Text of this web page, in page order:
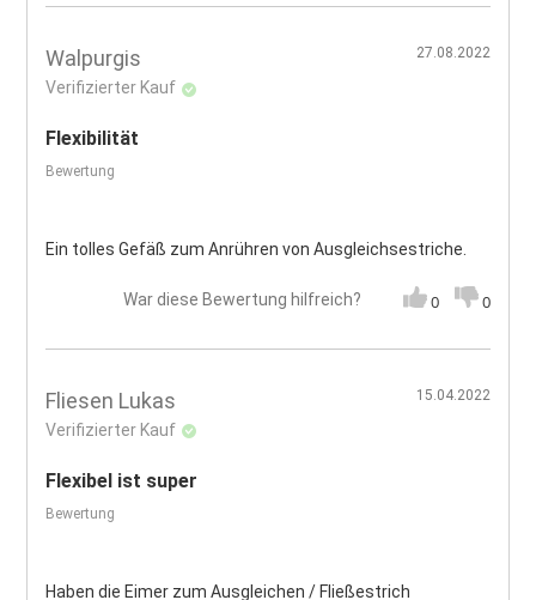
Walpurgis
Verifizierter Kauf
27.08.2022
Flexibilität
Bewertung
Ein tolles Gefäß zum Anrühren von Ausgleichsestriche.
War diese Bewertung hilfreich? 0 0
Fliesen Lukas
Verifizierter Kauf
15.04.2022
Flexibel ist super
Bewertung
Haben die Eimer zum Ausgleichen / Fließestrich